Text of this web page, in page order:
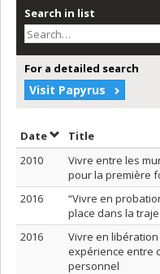
Search in list
For a detailed search
Visit Papyrus
DateSort by date in
Title
2010
Vivre entre les
pour la première
2016
“Vivre en
place dans la
2016
Vivre en
expérience entre
personnel